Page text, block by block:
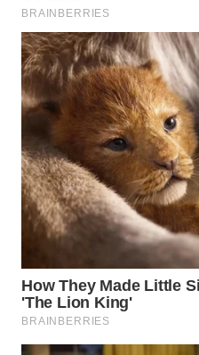
WN
LANGKAT
WN
TAPANULI
SELATAN
WN
TANJUNG
LESUNG
WN
KARO